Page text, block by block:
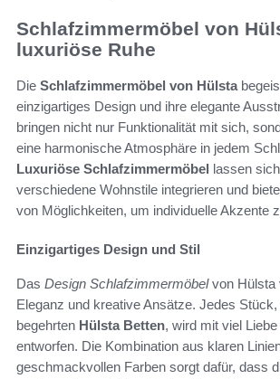
Schlafzimmermöbel von
luxuriöse Ruhe
Die Schlafzimmermöbel von Hülsta
einzigartiges Design und ihre elegante
bringen nicht nur Funktionalität mit sich,
eine harmonische Atmosphäre in jedem
Luxuriöse Schlafzimmermöbel lassen
verschiedene Wohnstile integrieren und
von Möglichkeiten, um individuelle Akzente
Einzigartiges Design und Stil
Das Design Schlafzimmermöbelvon Hülsta
Eleganz und kreative Ansätze. Jedes
begehrten Hülsta Betten, wird mit viel
entworfen. Die Kombination aus klaren
geschmackvollen Farben sorgt dafür, dass